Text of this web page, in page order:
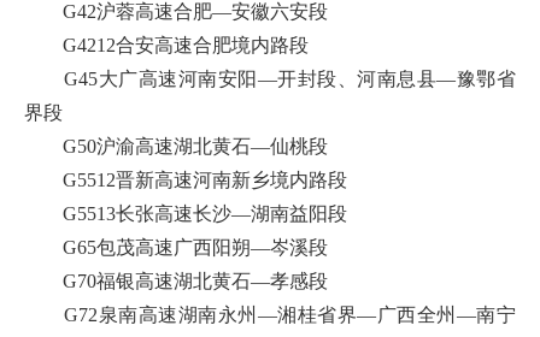
G42沪蓉高速合肥—安徽六安段
G4212合安高速合肥境内路段
G45大广高速河南安阳—开封段、河南息县—豫鄂省
界段
G50沪渝高速湖北黄石—仙桃段
G5512晋新高速河南新乡境内路段
G5513长张高速长沙—湖南益阳段
G65包茂高速广西阳朔—岑溪段
G70福银高速湖北黄石—孝感段
G72泉南高速湖南永州—湘桂省界—广西全州—南宁